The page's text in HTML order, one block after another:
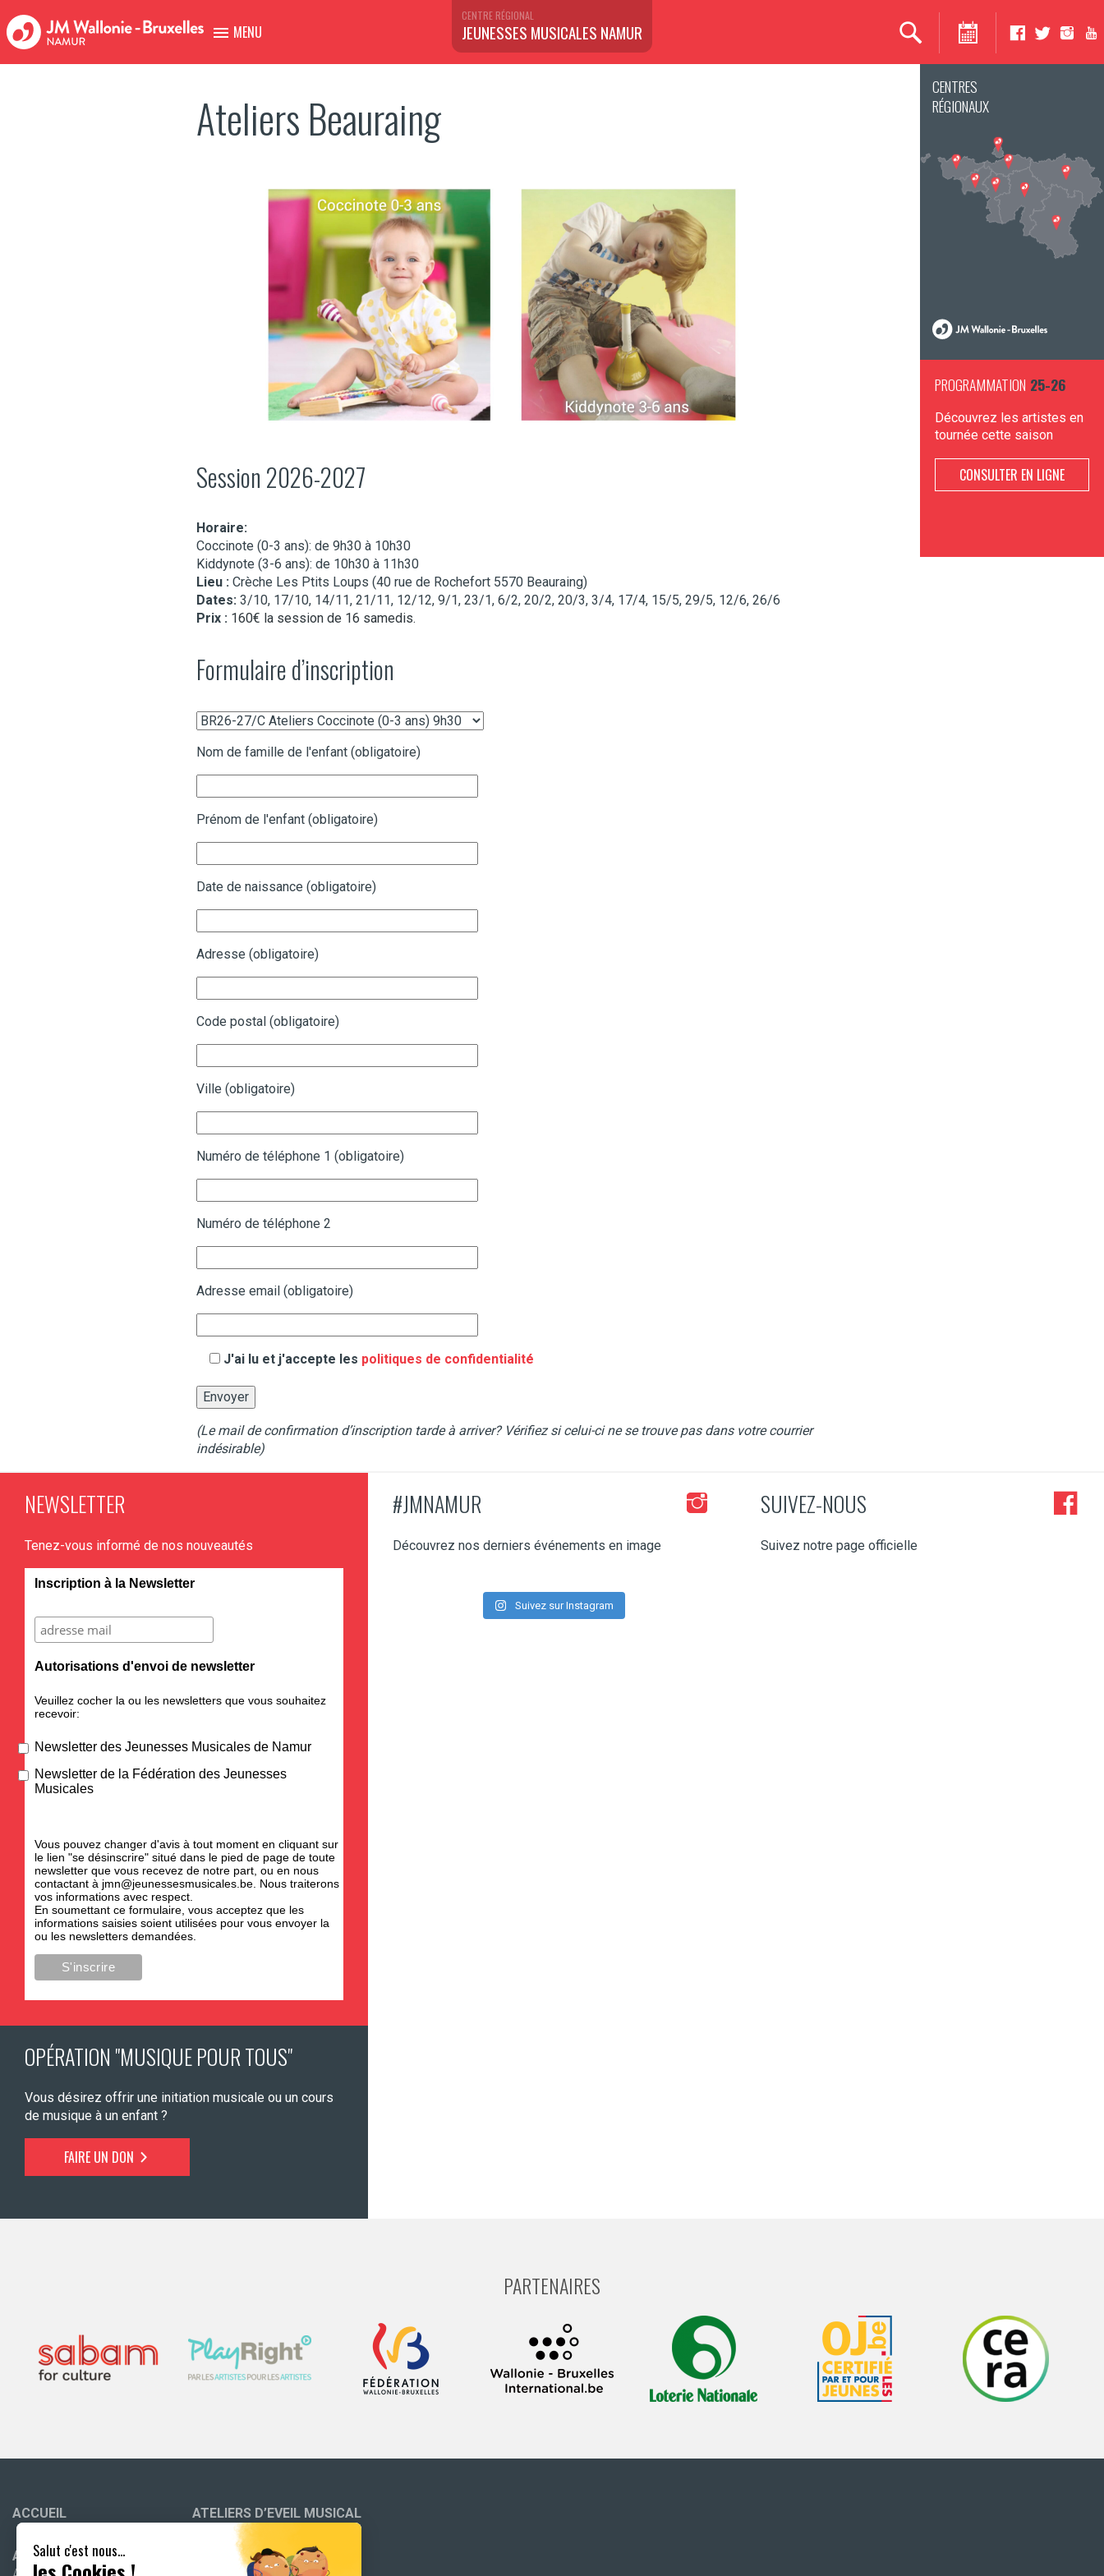
Salut c'est nous...
MENU
CENTRE RÉGIONAL
JEUNESSES MUSICALES NAMUR
Ateliers Beauraing
Session 2026-2027
Horaire:
Coccinote (0-3 ans): de 9h30 à 10h30
Kiddynote (3-6 ans): de 10h30 à 11h30
Lieu : Crèche Les Ptits Loups (40 rue de Rochefort 5570 Beauraing)
Dates: 3/10, 17/10, 14/11, 21/11, 12/12, 9/1, 23/1, 6/2, 20/2, 20/3, 3/4, 17/4, 15/5, 29/5, 12/6, 26/6
Prix : 160€ la session de 16 samedis.
Formulaire d’inscription
Nom de famille de l'enfant (obligatoire)
Prénom de l'enfant (obligatoire)
Date de naissance (obligatoire)
Adresse (obligatoire)
Code postal (obligatoire)
Ville (obligatoire)
Numéro de téléphone 1 (obligatoire)
Numéro de téléphone 2
Adresse email (obligatoire)
J'ai lu et j'accepte les politiques de confidentialité
(Le mail de confirmation d’inscription tarde à arriver? Vérifiez si celui-ci ne se trouve pas dans votre courrier
indésirable)
CENTRES
RÉGIONAUX
PROGRAMMATION 25-26
Découvrez les artistes en
tournée cette saison
CONSULTER EN LIGNE
NEWSLETTER
Tenez-vous informé de nos nouveautés
Inscription à la Newsletter
Autorisations d'envoi de newsletter
Veuillez cocher la ou les newsletters que vous souhaitez
recevoir:
Newsletter des Jeunesses Musicales de Namur
Newsletter de la Fédération des Jeunesses
Musicales
Vous pouvez changer d'avis à tout moment en cliquant sur
le lien "se désinscrire" situé dans le pied de page de toute
newsletter que vous recevez de notre part, ou en nous
contactant à jmn@jeunessesmusicales.be. Nous traiterons
vos informations avec respect.
En soumettant ce formulaire, vous acceptez que les
informations saisies soient utilisées pour vous envoyer la
ou les newsletters demandées.
OPÉRATION "MUSIQUE POUR TOUS"
Vous désirez offrir une initiation musicale ou un cours
de musique à un enfant ?
FAIRE UN DON
#JMNAMUR
Découvrez nos derniers événements en image
Suivez sur Instagram
SUIVEZ-NOUS
Suivez notre page officielle
PARTENAIRES
ACCUEIL
ATELIERS À L’ÉCOLE
ATELIERS D’EVEIL MUSICAL
ACTIVITÉS TOUS PUBLICS